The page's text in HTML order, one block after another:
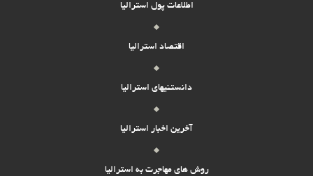
اطلاعات پول استرالیا
اقتصاد استرالیا
دانستنیهای استرالیا
آخرین اخبار استرالیا
روش های مهاجرت به استرالیا